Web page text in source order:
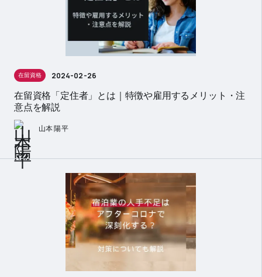
在留資格 2024-02-26
在留資格「定住者」とは｜特徴や雇用するメリット・注
意点を解説
山本 陽平